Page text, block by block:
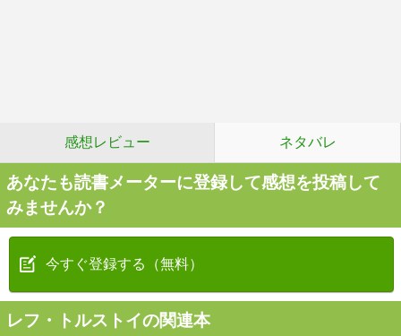
感想レビュー ネタバレ
あなたも読書メーターに登録して感想を投稿して
みませんか？
今すぐ登録する（無料）
レフ・トルストイの関連本